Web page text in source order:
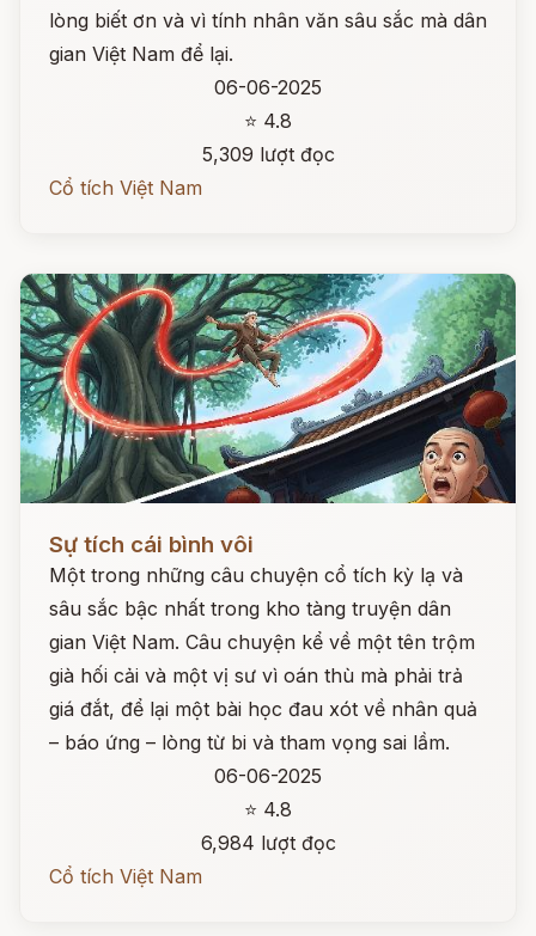
lòng biết ơn và vì tính nhân văn sâu sắc mà dân
gian Việt Nam để lại.
06-06-2025
⭐ 4.8
5,309 lượt đọc
Cổ tích Việt Nam
Sự tích cái bình vôi
Một trong những câu chuyện cổ tích kỳ lạ và
sâu sắc bậc nhất trong kho tàng truyện dân
gian Việt Nam. Câu chuyện kể về một tên trộm
già hối cải và một vị sư vì oán thù mà phải trả
giá đắt, để lại một bài học đau xót về nhân quả
– báo ứng – lòng từ bi và tham vọng sai lầm.
06-06-2025
⭐ 4.8
6,984 lượt đọc
Cổ tích Việt Nam